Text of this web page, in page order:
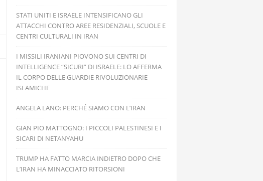
STATI UNITI E ISRAELE INTENSIFICANO GLI
ATTACCHI CONTRO AREE RESIDENZIALI, SCUOLE E
CENTRI CULTURALI IN IRAN
I MISSILI IRANIANI PIOVONO SUI CENTRI DI
INTELLIGENCE “SICURI” DI ISRAELE: LO AFFERMA
IL CORPO DELLE GUARDIE RIVOLUZIONARIE
ISLAMICHE
ANGELA LANO: PERCHÉ SIAMO CON L’IRAN
GIAN PIO MATTOGNO: I PICCOLI PALESTINESI E I
SICARI DI NETANYAHU
TRUMP HA FATTO MARCIA INDIETRO DOPO CHE
L’IRAN HA MINACCIATO RITORSIONI